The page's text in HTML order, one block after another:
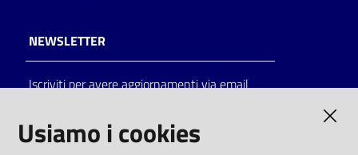
Catalogo
on line
Eventi
NEWSLETTER
Iscriviti per avere aggiornamenti via email
Usiamo i cookies